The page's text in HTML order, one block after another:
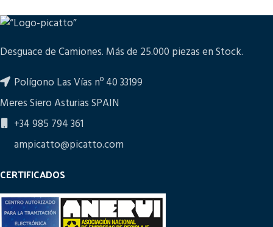
Desguace de Camiones. Más de 25.000 piezas en Stock.
Polígono Las Vías nº 40 33199
Meres Siero Asturias SPAIN
+34 985 794 361
ampicatto@picatto.com
CERTIFICADOS